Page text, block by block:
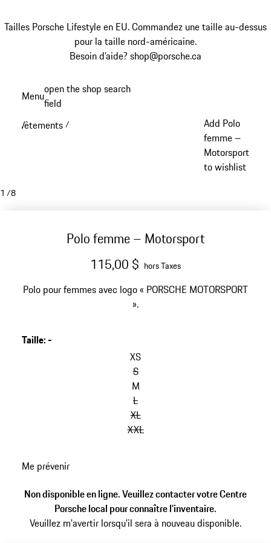
Tailles Porsche Lifestyle en EU. Commandez une taille au-dessus
pour la taille nord-américaine.
Besoin d’aide? shop@porsche.ca
principal
Menuopen the shop search
field
Vêtements /
Add Polo
femme –
Motorsport
to wishlist
1 /8
Polo femme – Motorsport
115,00 $ hors Taxes
Polo pour femmes avec logo « PORSCHE MOTORSPORT
».
Taille:-
XS
S
M
L
XL
XXL
Me prévenir
Non disponible en ligne. Veuillez contacter votre Centre
Porsche local pour connaître l'inventaire.
Veuillez m'avertir lorsqu'il sera à nouveau disponible.